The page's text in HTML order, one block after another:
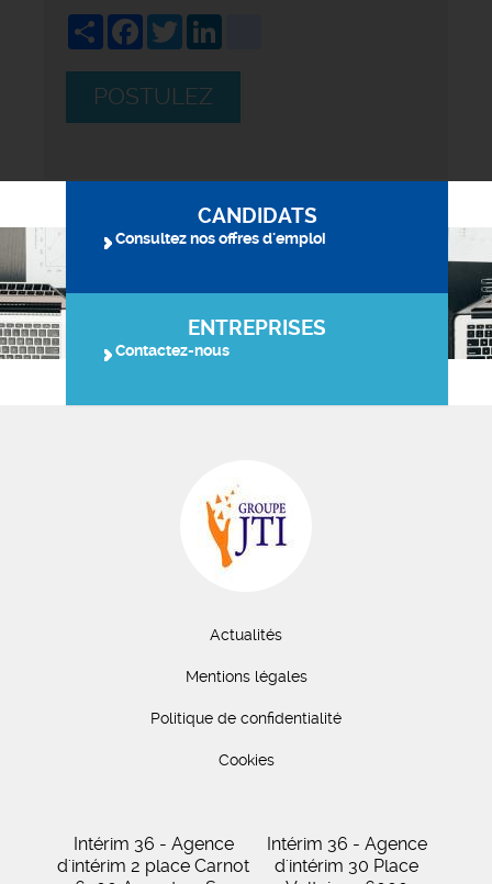
ShareFacebook
Twitter
POSTULEZ
CANDIDATS
Consultez nos offres d'emploi
ENTREPRISES
Contactez-nous
Actualités
Mentions légales
Politique de confidentialité
Cookies
Intérim 36 - Agence
d'intérim 2 place Carnot
Intérim 36 - Agence
d'intérim 30 Place